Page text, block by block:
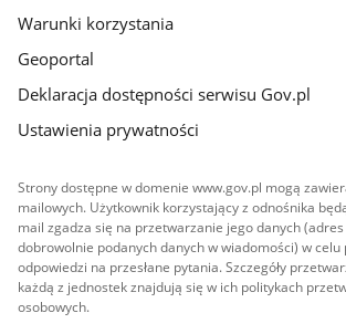
Warunki korzystania
Geoportal
Deklaracja dostępności serwisu Gov.pl
Ustawienia prywatności
Strony dostępne w domenie www.gov.pl mogą
mailowych. Użytkownik korzystający z odnośnika
mail zgadza się na przetwarzanie jego danych
dobrowolnie podanych danych w wiadomości) w celu
odpowiedzi na przesłane pytania. Szczegóły
każdą z jednostek znajdują się w ich politykach
osobowych.